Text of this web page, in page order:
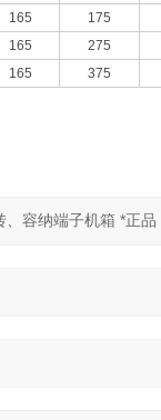
165 175
165 275
165 375